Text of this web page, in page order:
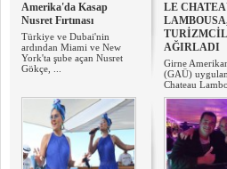
Amerika'da Kasap
Nusret Fırtınası
Türkiye ve Dubai'nin
ardından Miami ve New
York'ta şube açan Nusret
Gökçe, ...
LE
AĞIRLADI
Girne
(GAÜ)
Chateau